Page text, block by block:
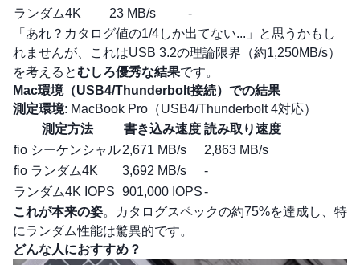
ランダム4K
23 MB/s
-
「あれ？カタログ値の1/4しか出てない...」と思うかもし
れませんが、これはUSB 3.2の理論限界（約1,250MB/s）
を考えるとむしろ優秀な結果です。
Mac環境（USB4/Thunderbolt接続）での結果
測定環境: MacBook Pro（USB4/Thunderbolt 4対応）
測定方法
書き込み速度 読み取り速度
fio シーケンシャル2,671 MB/s
2,863 MB/s
fio ランダム4K
3,692 MB/s
-
ランダム4K IOPS 901,000 IOPS-
これが本来の姿。カタログスペックの約75%を達成し、特
にランダム性能は驚異的です。
どんな人におすすめ？